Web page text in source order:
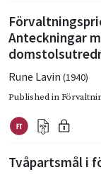
Anteckningar
Rune Lavin (1940)
Published in
Tvåpartsmål i